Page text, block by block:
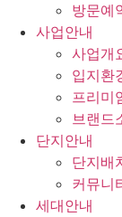
방문예
사업안내
사업개
입지환
프리미
브랜드
단지안내
단지배
커뮤니
세대안내